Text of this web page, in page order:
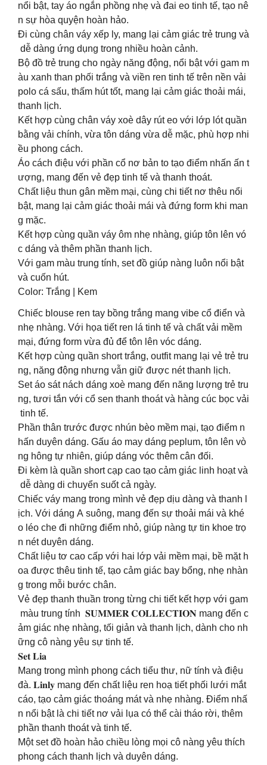
nổi bật, tay áo ngắn phồng nhẹ và đai eo tinh tế, tạo nê
n sự hòa quyện hoàn hảo.
Đi cùng chân váy xếp ly, mang lại cảm giác trẻ trung và
dễ dàng ứng dụng trong nhiều hoàn cảnh.
Bộ đồ trẻ trung cho ngày năng động, nổi bật với gam m
àu xanh than phối trắng và viền ren tinh tế trên nền vải
polo cá sấu, thấm hút tốt, mang lại cảm giác thoải mái,
thanh lịch.
Kết hợp cùng chân váy xoè dây rút eo với lớp lót quần
bằng vải chính, vừa tôn dáng vừa dễ mặc, phù hợp nhi
ều phong cách.
Áo cách điệu với phần cổ nơ bản to tạo điểm nhấn ấn t
ượng, mang đến vẻ đẹp tinh tế và thanh thoát.
Chất liệu thun gân mềm mại, cùng chi tiết nơ thêu nổi
bật, mang lại cảm giác thoải mái và đứng form khi man
g mặc.
Kết hợp cùng quần váy ôm nhẹ nhàng, giúp tôn lên vó
c dáng và thêm phần thanh lịch.
Với gam màu trung tính, set đồ giúp nàng luôn nổi bật
và cuốn hút.
Color: Trắng | Kem
Chiếc blouse ren tay bồng trắng mang vibe cổ điển và
nhẹ nhàng. Với họa tiết ren lá tinh tế và chất vải mềm
mại, đứng form vừa đủ để tôn lên vóc dáng.
Kết hợp cùng quần short trắng, outfit mang lại vẻ trẻ tru
ng, năng động nhưng vẫn giữ được nét thanh lịch.
Set áo sát nách dáng xoè mang đến năng lượng trẻ tru
ng, tươi tắn với cổ sen thanh thoát và hàng cúc bọc vải
tinh tế.
Phần thân trước được nhún bèo mềm mại, tạo điểm n
hấn duyên dáng. Gấu áo may dáng peplum, tôn lên vò
ng hông tự nhiên, giúp dáng vóc thêm cân đối.
Đi kèm là quần short cạp cao tạo cảm giác linh hoạt và
dễ dàng di chuyển suốt cả ngày.
Chiếc váy mang trong mình vẻ đẹp dịu dàng và thanh l
ịch. Với dáng A suông, mang đến sự thoải mái và khé
o léo che đi những điểm nhỏ, giúp nàng tự tin khoe trọ
n nét duyên dáng.
Chất liệu tơ cao cấp với hai lớp vải mềm mại, bề mặt h
oa được thêu tinh tế, tạo cảm giác bay bổng, nhẹ nhàn
g trong mỗi bước chân.
Vẻ đẹp thanh thuần trong từng chi tiết kết hợp với gam
màu trung tính 𝐒𝐔𝐌𝐌𝐄𝐑 𝐂𝐎𝐋𝐋𝐄𝐂𝐓𝐈𝐎𝐍 mang đến c
ảm giác nhẹ nhàng, tối giản và thanh lịch, dành cho nh
ững cô nàng yêu sự tinh tế.
𝐒𝐞𝐭 𝐋𝐢𝐚
Mang trong mình phong cách tiểu thư, nữ tính và điệu
đà. 𝐋𝐢𝐧𝐥𝐲 mang đến chất liệu ren hoạ tiết phối lưới mắt
cáo, tạo cảm giác thoáng mát và nhẹ nhàng. Điểm nhấ
n nổi bật là chi tiết nơ vải lụa có thể cài tháo rời, thêm
phần thanh thoát và tinh tế.
Một set đồ hoàn hảo chiều lòng mọi cô nàng yêu thích
phong cách thanh lịch và duyên dáng.